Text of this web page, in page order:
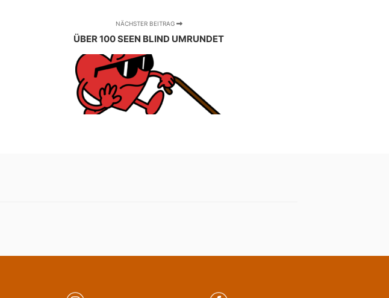
NÄCHSTER BEITRAG
ÜBER 100 SEEN BLIND UMRUNDET